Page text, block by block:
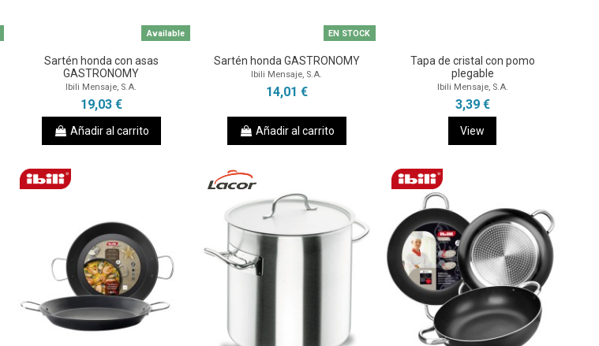
Available
Sartén honda con asas
GASTRONOMY
Ibili Mensaje, S.A.
19,03 €
Añadir al carrito
EN STOCK
Sartén honda GASTRONOMY
Ibili Mensaje, S.A.
14,01 €
Añadir al carrito
Tapa de cristal con pomo
plegable
Ibili Mensaje, S.A.
3,39 €
View